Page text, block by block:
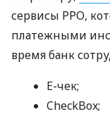
сервисы РРО,
платежными
время банк
E-чек;
CheckBox;